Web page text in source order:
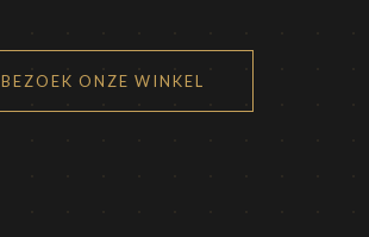
BEZOEK ONZE WINKEL